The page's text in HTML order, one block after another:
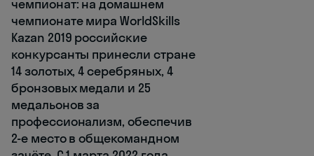
чемпионат: на домашнем
чемпионате мира WorldSkills
Kazan 2019 российские
конкурсанты принесли стране
14 золотых, 4 серебряных, 4
бронзовых медали и 25
медальонов за
профессионализм, обеспечив
2-е место в общекомандном